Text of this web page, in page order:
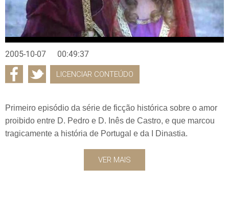
2005-10-07 00:49:37
LICENCIAR CONTEÚDO
Primeiro episódio da série de ficção histórica sobre o amor
proibido entre D. Pedro e D. Inês de Castro, e que marcou
tragicamente a história de Portugal e da I Dinastia.
VER MAIS